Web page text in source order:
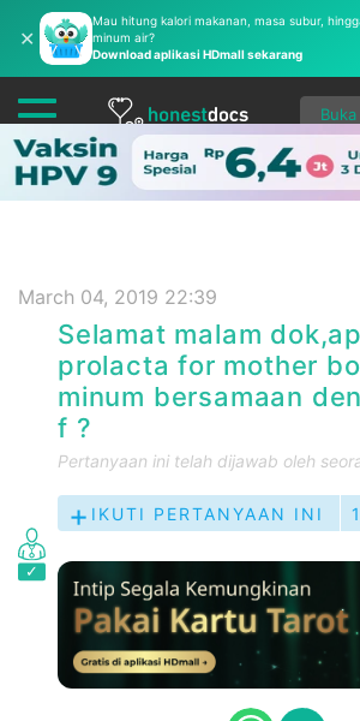
✕
Mau hitung kalori makanan, masa subur,
minum air?
Download aplikasi HDmall sekarang
March 04, 2019 22:39
Selamat malam
prolacta for mother
minum bersamaan
f ?
Pertanyaan ini telah dijawab oleh
IKUTI PERTANYAAN INI 1